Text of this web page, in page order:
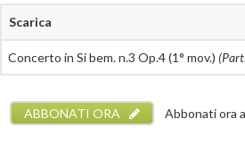
Scarica
Concerto in Si bem. n.3 Op.4 (1° mov.)
ABBONATI ORA Abbonati ora